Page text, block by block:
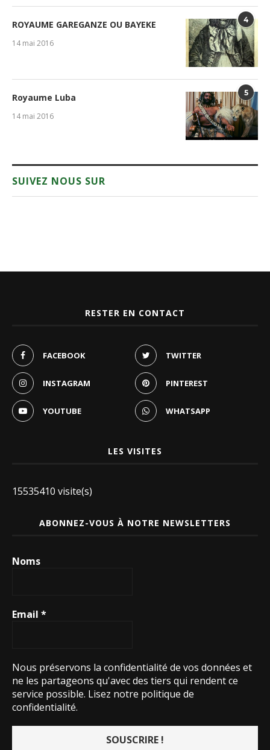
4
ROYAUME GAREGANZE OU BAYEKE
14 mai 2016
5
Royaume Luba
14 mai 2016
SUIVEZ NOUS SUR
RESTER EN CONTACT
FACEBOOK TWITTER
INSTAGRAM PINTEREST
YOUTUBE WHATSAPP
LES VISITES
15535410 visite(s)
ABONNEZ-VOUS À NOTRE NEWSLETTERS
Noms
Email *
Nous préservons la confidentialité de vos données et
ne les partageons qu'avec des tiers qui rendent ce
service possible. Lisez notre politique de
confidentialité.